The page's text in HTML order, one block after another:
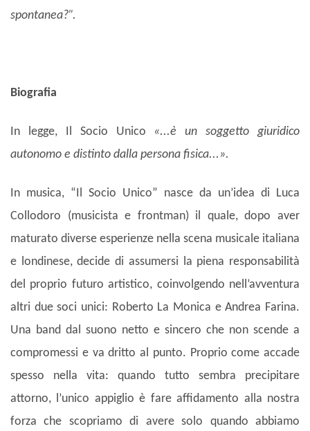
spontanea?”.
Biografia
In legge, Il Socio Unico «...è un soggetto giuridico
autonomo e distinto dalla persona fisica...».
In musica, “Il Socio Unico” nasce da un’idea di Luca
Collodoro (musicista e frontman) il quale, dopo aver
maturato diverse esperienze nella scena musicale italiana
e londinese, decide di assumersi la piena responsabilità
del proprio futuro artistico, coinvolgendo nell’avventura
altri due soci unici: Roberto La Monica e Andrea Farina.
Una band dal suono netto e sincero che non scende a
compromessi e va dritto al punto. Proprio come accade
spesso nella vita: quando tutto sembra precipitare
attorno, l’unico appiglio è fare affidamento alla nostra
forza che scopriamo di avere solo quando abbiamo